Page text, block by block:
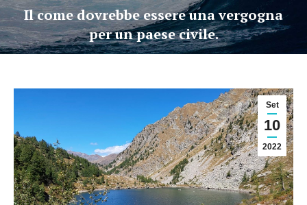
Il come dovrebbe essere una vergogna
per un paese civile.
Set
10
2022